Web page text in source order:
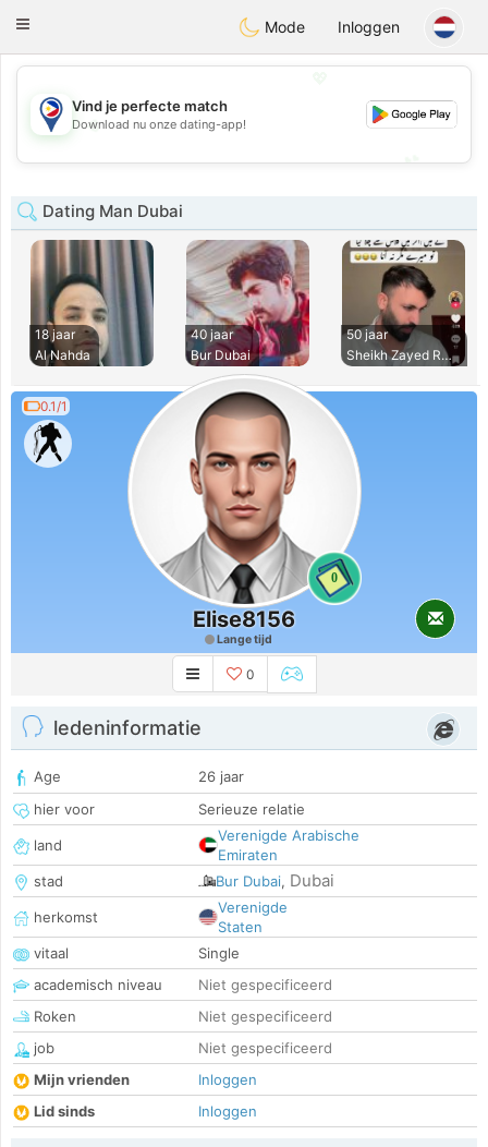
PhilippinesChat
Toggle
Mode Inloggen
💖
💕
Vind je perfecte match
Download nu onze dating-app!
Dating Man Dubai
18 jaar
Al Nahda
40 jaar
Bur Dubai
50 jaar
Sheikh Zayed Road
0.1/1
0
Elise8156
Lange tijd
0
ledeninformatie
Age
26 jaar
hier voor
Serieuze relatie
land
Verenigde Arabische
Emiraten
stad
Bur Dubai, Dubai
herkomst
Verenigde
Staten
vitaal
Single
academisch niveau
Niet gespecificeerd
Roken
Niet gespecificeerd
job
Niet gespecificeerd
Mijn vrienden
Inloggen
Lid sinds
Inloggen